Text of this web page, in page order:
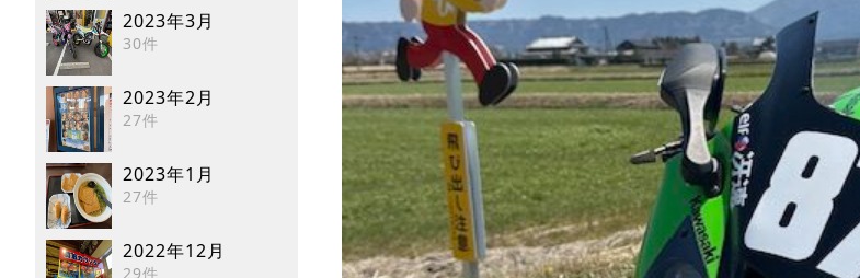
2023年3月
30件
2023年2月
27件
2023年1月
27件
2022年12月
29件